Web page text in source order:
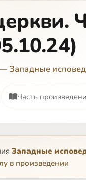
Западные
Часть
Западные
в произведении